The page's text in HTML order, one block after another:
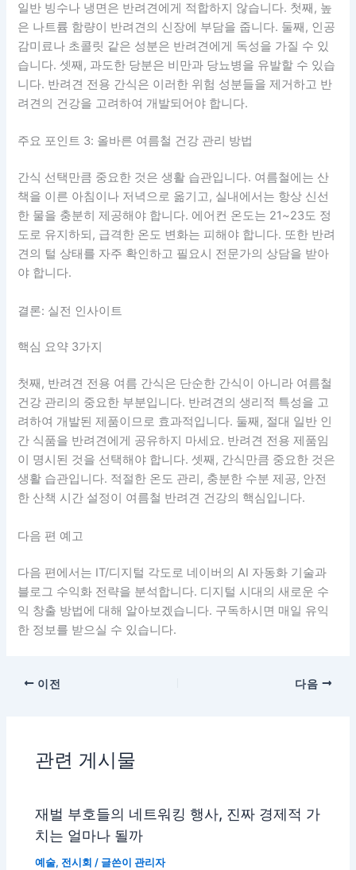
일반 빙수나 냉면은 반려견에게 적합하지 않습니다. 첫째, 높
은 나트륨 함량이 반려견의 신장에 부담을 줍니다. 둘째, 인공
감미료나 초콜릿 같은 성분은 반려견에게 독성을 가질 수 있
습니다. 셋째, 과도한 당분은 비만과 당뇨병을 유발할 수 있습
니다. 반려견 전용 간식은 이러한 위험 성분들을 제거하고 반
려견의 건강을 고려하여 개발되어야 합니다.
주요 포인트 3: 올바른 여름철 건강 관리 방법
간식 선택만큼 중요한 것은 생활 습관입니다. 여름철에는 산
책을 이른 아침이나 저녁으로 옮기고, 실내에서는 항상 신선
한 물을 충분히 제공해야 합니다. 에어컨 온도는 21~23도 정
도로 유지하되, 급격한 온도 변화는 피해야 합니다. 또한 반려
견의 털 상태를 자주 확인하고 필요시 전문가의 상담을 받아
야 합니다.
결론: 실전 인사이트
핵심 요약 3가지
첫째, 반려견 전용 여름 간식은 단순한 간식이 아니라 여름철
건강 관리의 중요한 부분입니다. 반려견의 생리적 특성을 고
려하여 개발된 제품이므로 효과적입니다. 둘째, 절대 일반 인
간 식품을 반려견에게 공유하지 마세요. 반려견 전용 제품임
이 명시된 것을 선택해야 합니다. 셋째, 간식만큼 중요한 것은
생활 습관입니다. 적절한 온도 관리, 충분한 수분 제공, 안전
한 산책 시간 설정이 여름철 반려견 건강의 핵심입니다.
다음 편 예고
다음 편에서는 IT/디지털 각도로 네이버의 AI 자동화 기술과
블로그 수익화 전략을 분석합니다. 디지털 시대의 새로운 수
익 창출 방법에 대해 알아보겠습니다. 구독하시면 매일 유익
한 정보를 받으실 수 있습니다.
이전 다음
관련 게시물
재벌 부호들의 네트워킹 행사, 진짜 경제적 가
치는 얼마나 될까
예술, 전시회 / 글쓴이관리자